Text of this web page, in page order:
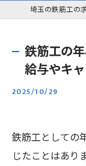
鉄筋工の
給与やキ
2025/10/29
鉄筋工としての
じたことはあり